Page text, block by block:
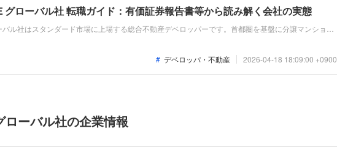
ローバル社 転職ガイド：有価証券報告書等から読み解く会社の実態
ル社はスタンダード市場に上場する総合不動産デベロッパーです。首都圏を基盤に分譲マンション
デベロッパ・不動産 2026-04-18 18:09:00 +0900
ーバル社の企業情報